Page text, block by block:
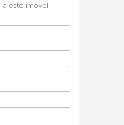
este imóvel